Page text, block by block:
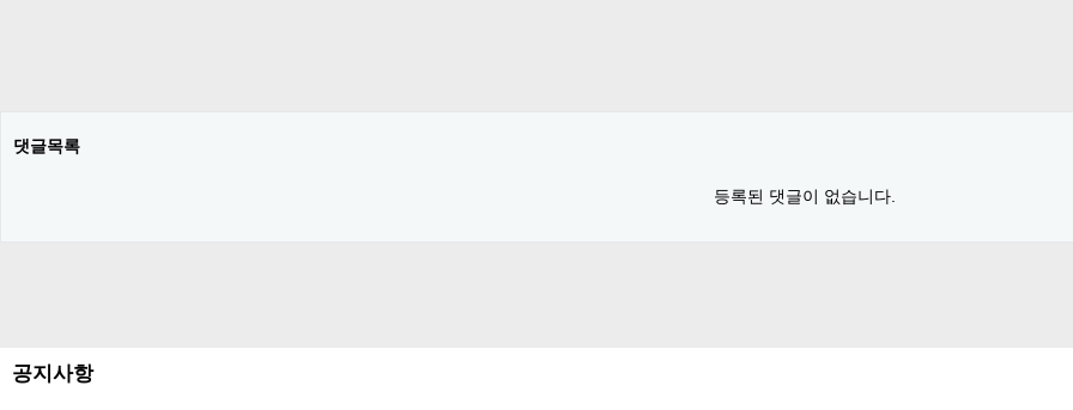
댓글목록
등록된 댓글이 없습니다.
공지사항